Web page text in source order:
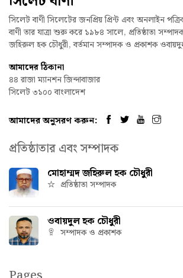
সিলেট বাণী সিলেটের জনপ্রিয় প্রিন্ট এবং অনলাইন
বাণী তার যাত্রা শুরু করে ১৯৮৪ সালে, প্রতিষ্ঠাতা
জহিরুল হক চৌধুরী, বর্তমান সম্পাদক ও প্রকাশক
আমাদের ঠিকানা
৪৪ রাজা ম্যানশন জিন্দাবাজার
সিলেট ৩১০০ বাংলাদেশ
আমাদের অনুসরণ করুন:
প্রতিষ্ঠাতার এবং সম্পাদক
মোহাম্মদ জহিরুল হক চৌধুরী
প্রতিষ্ঠাতা সম্পাদক
ওবায়দুল হক চৌধুরী
সম্পাদক ও প্রকাশক